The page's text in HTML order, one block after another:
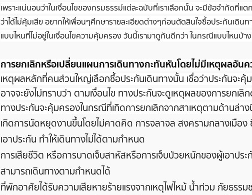
เพราะแน่นอนว่าในเงื่อนไขของกรมธรรม์แต่ละฉบับที่เราเลือกนั้น จะมีข้อจำกัดที่
ว่าได้ไม่คุ้มเสีย อยากให้เพื่อนๆศึกษารายละเอียดต่างๆก่อนตัดสินใจซื้อประกันเดิน
แบบไหนที่ไม่อยู่ในเงื่อนไขความคุ้มครอง วันนี้เรามาดูกันดีกว่า ในกรณีแบบไหนบ้า
การยกเลิกหรือเปลี่ยนแผนการเดินทางกะทันหันโดยไม่มีเหตุผลอันค
เหตุผลหลักที่คนส่วนใหญ่เลือกซื้อประกันเดินทางนั้น เชื่อว่าประกันจะ
อาจจะยังไม่ทราบว่า ตามเงื่อนไข ทางประกันจะดูเหตุผลของการยกเ
ทางประกันจะคุ้มครองในกรณีที่เกิดการยกเลิกจากสาเหตุตามด้านล่าง
เกิดการนัดหยุดงานขึ้นโดยไม่คาดคิด การจลาจล สงครามกลางเมือ
เอาประกัน ทำให้เดินทางไม่ได้ตามกำหนด
การเสียชีวิต หรือการบาดเจ็บสาหัสหรือการเจ็บป่วยหนักของผู้เอาปร
สามารถเดินทางตามกำหนดได้
ที่พักอาศัยได้รับความเสียหายร้ายแรงจากเหตุไฟไหม้ น้ำท่วม ภัยธรร